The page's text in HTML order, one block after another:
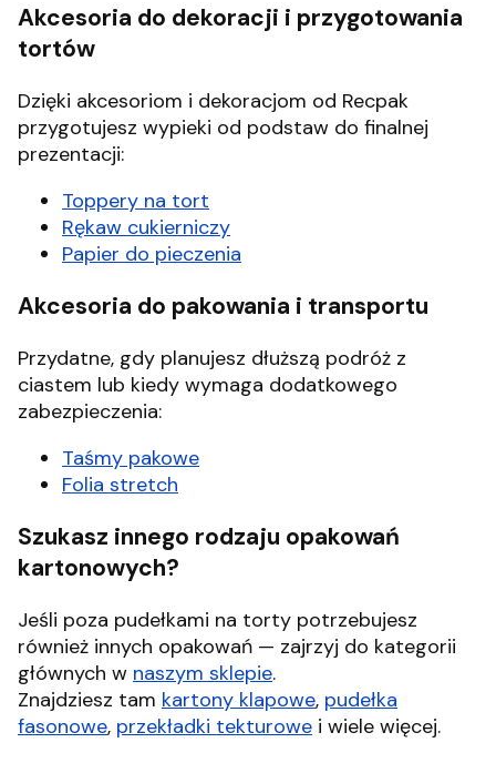
Akcesoria do dekoracji i przygotowania
tortów
Dzięki akcesoriom i dekoracjom od Recpak
przygotujesz wypieki od podstaw do finalnej
prezentacji:
Toppery na tort
Rękaw cukierniczy
Papier do pieczenia
Akcesoria do pakowania i transportu
Przydatne, gdy planujesz dłuższą podróż z
ciastem lub kiedy wymaga dodatkowego
zabezpieczenia:
Taśmy pakowe
Folia stretch
Szukasz innego rodzaju opakowań
kartonowych?
Jeśli poza pudełkami na torty potrzebujesz
również innych opakowań — zajrzyj do kategorii
głównych w naszym sklepie.
Znajdziesz tam kartony klapowe, pudełka
fasonowe, przekładki tekturowe i wiele więcej.